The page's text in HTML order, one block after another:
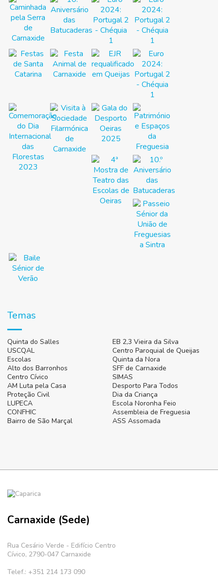
Temas
Quinta do Salles
USCQAL
Escolas
Alto dos Barronhos
Centro Cívico
AM Luta pela Casa
Proteção Civil
LUPECA
CONFHIC
Bairro de São Marçal
EB 2,3 Vieira da Silva
Centro Paroquial de Queijas
Quinta da Nora
SFF de Carnaxide
SIMAS
Desporto Para Todos
Dia da Criança
Escola Noronha Feio
Assembleia de Freguesia
ASS Assomada
Carnaxide (Sede)
Rua Cesário Verde - Edifício Centro
Cívico, 2790-047 Carnaxide
Telef.: +351 214 173 090